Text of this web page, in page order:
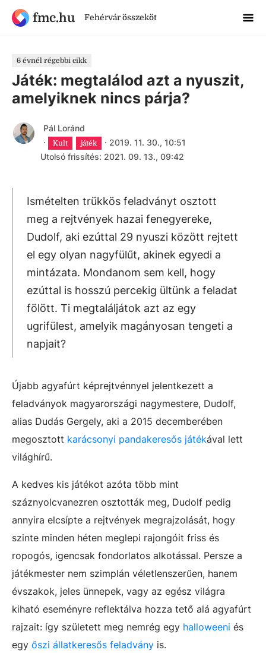
fmc.hu Fehérvár összeköt
6 évnél régebbi cikk
Játék: megtalálod azt a nyuszit,
amelyiknek nincs párja?
Pál Loránd
·
Kult játék · 2019. 11. 30., 10:51
Utolsó frissítés: 2021. 09. 13., 09:42
Ismételten trükkös feladványt osztott
meg a rejtvények hazai fenegyereke,
Dudolf, aki ezúttal 29 nyuszi között rejtett
el egy olyan nagyfülűt, akinek egyedi a
mintázata. Mondanom sem kell, hogy
ezúttal is hosszú percekig ültünk a feladat
fölött. Ti megtaláljátok azt az egy
ugrifülest, amelyik magányosan tengeti a
napjait?
Újabb agyafúrt képrejtvénnyel jelentkezett a
feladványok magyarországi nagymestere, Dudolf,
alias Dudás Gergely, aki a 2015 decemberében
megosztott karácsonyi pandakeresős játékával lett
világhírű.
A kedves kis játékot azóta több mint
száznyolcvanezren osztották meg, Dudolf pedig
annyira elcsípte a rejtvények megrajzolását, hogy
szinte minden héten meglepi rajongóit friss és
ropogós, igencsak fondorlatos alkotással. Persze a
játékmester nem szimplán véletlenszerűen, hanem
évszakok, jeles ünnepek, vagy az egész világra
kiható eseményre reflektálva hozza tető alá agyafúrt
rajzait: így született meg nemrég egy halloweeni és
egy őszi állatkeresős feladvány is.